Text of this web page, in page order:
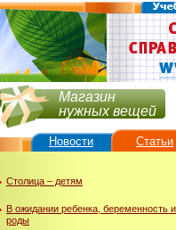
Магазин
нужных вещей
Столица – детям
В ожидании ребенка, беременность и
роды
Новости Статьи